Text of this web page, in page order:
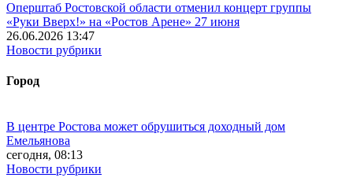
Оперштаб Ростовской области отменил концерт группы
«Руки Вверх!» на «Ростов Арене» 27 июня
26.06.2026 13:47
Новости рубрики
Город
В центре Ростова может обрушиться доходный дом
Емельянова
сегодня, 08:13
Новости рубрики